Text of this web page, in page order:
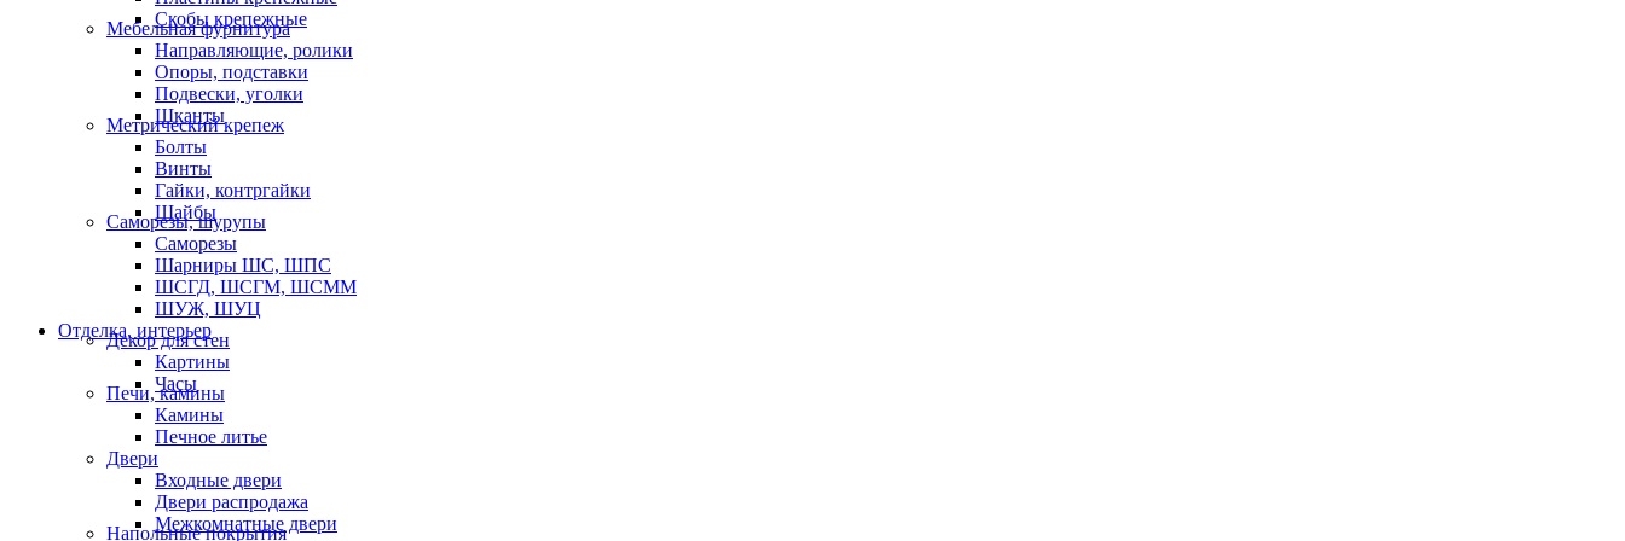
Скобы крепежные
Мебельная фурнитура
Направляющие, ролики
Опоры, подставки
Подвески, уголки
Шканты
Метрический крепеж
Болты
Винты
Гайки, контргайки
Шайбы
Саморезы, шурупы
Саморезы
Шарниры ШС, ШПС
ШСГД, ШСГМ, ШСММ
ШУЖ, ШУЦ
Отделка, интерьер
Декор для стен
Картины
Часы
Печи, камины
Камины
Печное литье
Двери
Входные двери
Двери распродажа
Межкомнатные двери
Напольные покрытия